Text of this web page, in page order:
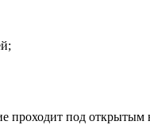
проходит под